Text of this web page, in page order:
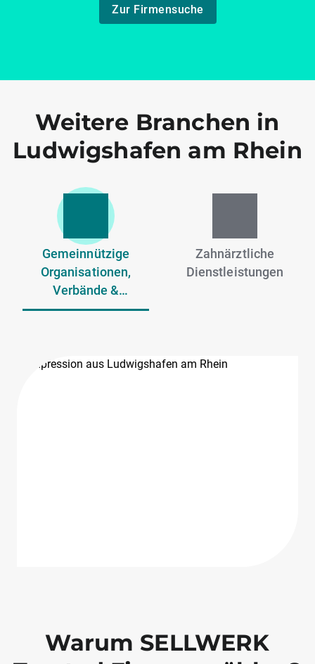
Zur Firmensuche
Weitere Branchen in
Ludwigshafen am Rhein
Gemeinnützige
Organisationen,
Verbände &
Gewerkschaften
Zahnärztliche
Dienstleistungen
Warum SELLWERK